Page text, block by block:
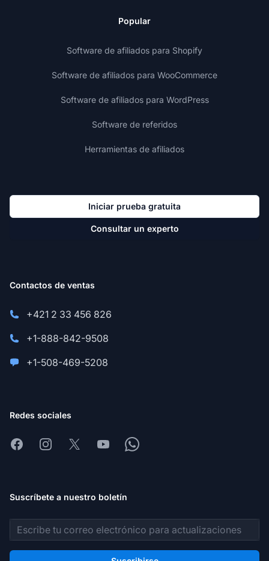
Popular
Software de afiliados para Shopify
Software de afiliados para WooCommerce
Software de afiliados para WordPress
Software de referidos
Herramientas de afiliados
Iniciar prueba gratuita
Consultar un experto
Contactos de ventas
+421 2 33 456 826
+1-888-842-9508
+1-508-469-5208
Redes sociales
FacebookInstagram
X YoutubeWhatsapp
Suscríbete a nuestro boletín
Dirección de correo electrónico